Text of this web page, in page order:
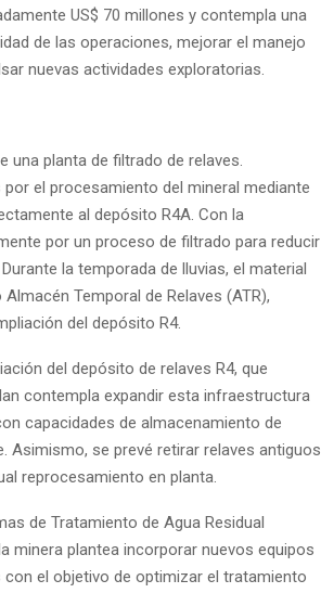
US$ 70 millones y contempla una
de las operaciones, mejorar el manejo
nuevas actividades exploratorias.
una planta de filtrado de relaves.
el procesamiento del mineral mediante
al depósito R4A. Con la
por un proceso de filtrado para reducir
la temporada de lluvias, el material
Temporal de Relaves (ATR),
del depósito R4.
del depósito de relaves R4, que
contempla expandir esta infraestructura
capacidades de almacenamiento de
Asimismo, se prevé retirar relaves antiguos
reprocesamiento en planta.
de Tratamiento de Agua Residual
minera plantea incorporar nuevos equipos
el objetivo de optimizar el tratamiento